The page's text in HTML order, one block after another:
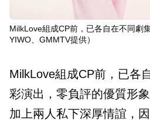
MilkLove組成CP前，已各自在不同劇
YIWO、GMMTV提供）
MilkLove組成CP前，已各
彩演出，零負評的優質形
加上兩人私下深厚情誼，